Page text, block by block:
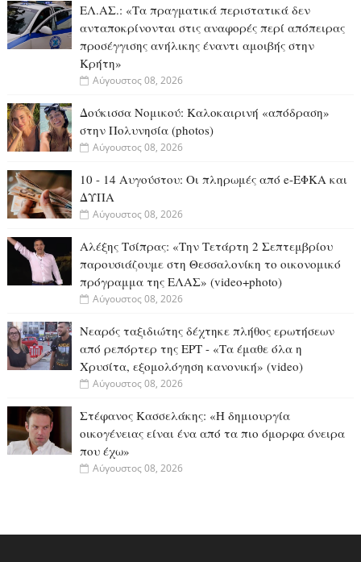
ΕΛ.ΑΣ.: «Τα πραγματικά περιστατικά δεν
ανταποκρίνονται στις αναφορές περί απόπειρας
προσέγγισης αvήλικης έναντι αμοιβής στην
Κρήτη»
Αύγουστος 08, 2026
Δούκισσα Νομικού: Καλοκαιρινή «απόδραση»
στην Πολυνησία (photos)
Αύγουστος 08, 2026
10 - 14 Αυγούστου: Οι πληρωμές από e-ΕΦΚΑ και
ΔΥΠΑ
Αύγουστος 08, 2026
Αλέξης Τσίπρας: «Την Τετάρτη 2 Σεπτεμβρίου
παρουσιάζουμε στη Θεσσαλονίκη το οικονομικό
πρόγραμμα της ΕΛΑΣ» (video+photo)
Αύγουστος 08, 2026
Νεαρός ταξιδιώτης δέχτηκε πλήθος ερωτήσεων
από ρεπόρτερ της ΕΡΤ - «Τα έμαθε όλα η
Χρυσίτα, εξομολόγηση κανονική» (video)
Αύγουστος 08, 2026
Στέφανος Κασσελάκης: «Η δημιουργία
οικογένειας είναι ένα από τα πιο όμορφα όνειρα
που έχω»
Αύγουστος 08, 2026